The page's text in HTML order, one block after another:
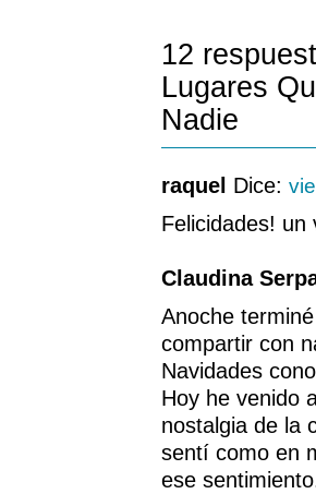
12
Lugares
Nadie
raquel Dice:
Felicidades! un
Claudina
Anoche
compartir con
Navidades
Hoy he venido
nostalgia de la
sentí como en
ese